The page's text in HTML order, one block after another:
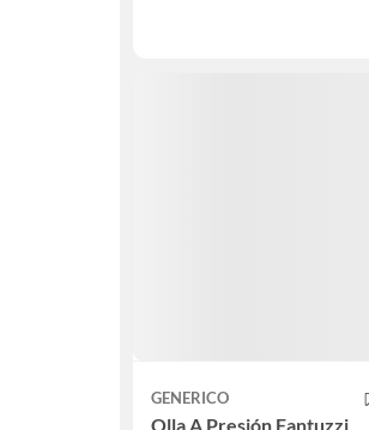
GENERICO
Olla A Presión Fantuzzi